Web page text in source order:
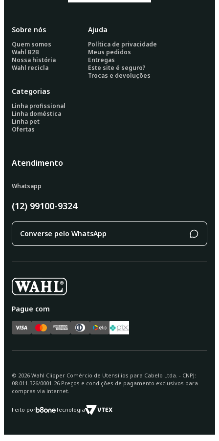
Sobre nós
Quem somos
Wahl B2B
Nossa história
Wahl recicla
Ajuda
Política de privacidade
Meus pedidos
Entregas
Este site é seguro?
Trocas e devoluções
Categorias
Linha profissional
Linha doméstica
Linha pet
Ofertas
Atendimento
Whatsapp
(12) 99100-9324
Converse pelo WhatsApp
Pague com
© 2026 Wahl Clipper Comércio de Utensílios para Cabelo Ltda. - CNPJ:
08.011.326/0001-26 Preços e condições de pagamento exclusivos para
compras via internet.
Feito por Tecnologia